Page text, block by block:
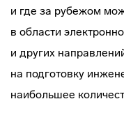
и где за рубежом
в области
и других
на подготовку
наибольшее